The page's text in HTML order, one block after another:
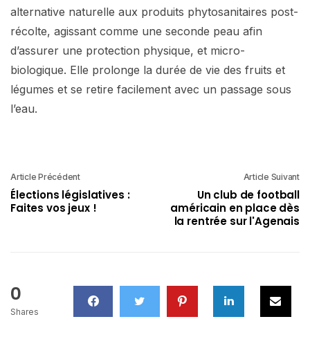
alternative naturelle aux produits phytosanitaires post-
récolte, agissant comme une seconde peau afin
d’assurer une protection physique, et micro-
biologique. Elle prolonge la durée de vie des fruits et
légumes et se retire facilement avec un passage sous
l’eau.
Article Précédent
Élections législatives :
Faites vos jeux !
Article Suivant
Un club de football
américain en place dès
la rentrée sur l'Agenais
0
Shares